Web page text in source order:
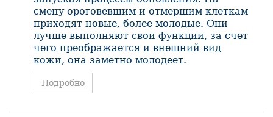
смену ороговевшим и отмершим клеткам
приходят новые, более молодые. Они
лучше выполняют свои функции, за счет
чего преображается и внешний вид
кожи, она заметно молодеет.
Подробно